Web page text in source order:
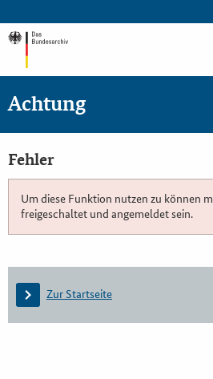
Achtung
Fehler
Um diese Funktion nutzen zu können
freigeschaltet und angemeldet sein.
Zur Startseite